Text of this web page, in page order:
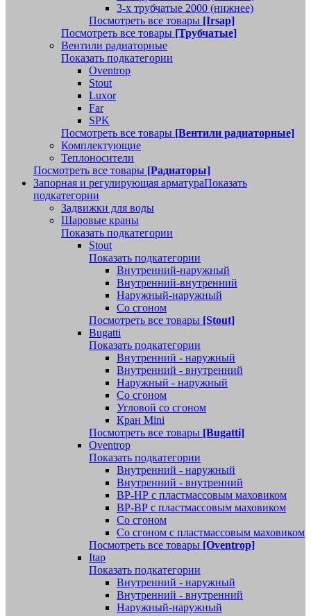
3-х трубчатые 2000 (нижнее)
Посмотреть все товары [Irsap]
Посмотреть все товары [Трубчатые]
Вентили радиаторные
Показать подкатегории
Oventrop
Stout
Luxor
Far
SPK
Посмотреть все товары [Вентили радиаторные]
Комплектующие
Теплоносители
Посмотреть все товары [Радиаторы]
Запорная и регулирующая арматураПоказать
подкатегории
Задвижки для воды
Шаровые краны
Показать подкатегории
Stout
Показать подкатегории
Внутренний-наружный
Внутренний-внутренний
Наружный-наружный
Со сгоном
Посмотреть все товары [Stout]
Bugatti
Показать подкатегории
Внутренний - наружный
Внутренний - внутренний
Наружный - наружный
Со сгоном
Угловой со сгоном
Кран Mini
Посмотреть все товары [Bugatti]
Oventrop
Показать подкатегории
Внутренний - наружный
Внутренний - внутренний
ВР-НР с пластмассовым маховиком
ВР-ВР с пластмассовым маховиком
Со сгоном
Со сгоном с пластмассовым маховиком
Посмотреть все товары [Oventrop]
Itap
Показать подкатегории
Внутренний - наружный
Внутренний - внутренний
Наружный-наружный